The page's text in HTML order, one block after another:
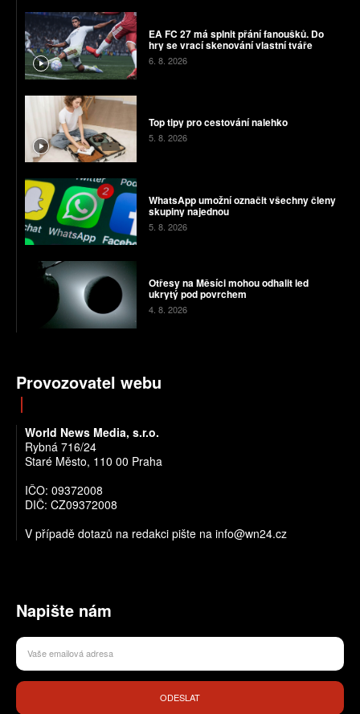
EA FC 27 má splnit přání fanoušků. Do
hry se vrací skenování vlastní tváře
6. 8. 2026
Top tipy pro cestování nalehko
5. 8. 2026
WhatsApp umožní označit všechny členy
skupiny najednou
5. 8. 2026
Otřesy na Měsíci mohou odhalit led
ukrytý pod povrchem
4. 8. 2026
Provozovatel webu
World News Media, s.r.o.
Rybná 716/24
Staré Město, 110 00 Praha
IČO: 09372008
DIČ: CZ09372008
V případě dotazů na redakci pište na info@wn24.cz
Napište nám
ODESLAT